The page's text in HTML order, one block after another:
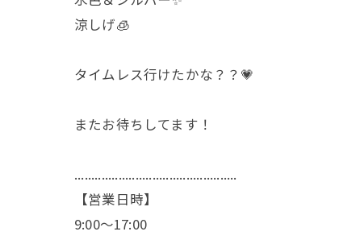
涼しげ🧊
タイムレス行けたかな？？💗
またお待ちしてます！
................................................
【営業日時】
9:00〜17:00